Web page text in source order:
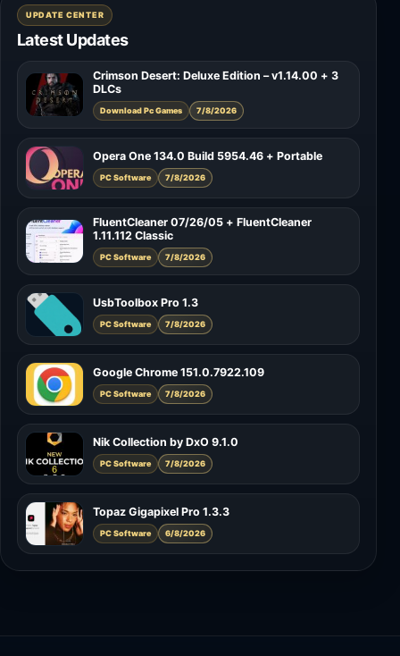
UPDATE CENTER
Latest Updates
Crimson Desert: Deluxe Edition – v1.14.00 + 3
DLCs
Download Pc Games 7/8/2026
Opera One 134.0 Build 5954.46 + Portable
PC Software 7/8/2026
FluentCleaner 07/26/05 + FluentCleaner
1.11.112 Classic
PC Software 7/8/2026
UsbToolbox Pro 1.3
PC Software 7/8/2026
Google Chrome 151.0.7922.109
PC Software 7/8/2026
Nik Collection by DxO 9.1.0
PC Software 7/8/2026
Topaz Gigapixel Pro 1.3.3
PC Software 6/8/2026